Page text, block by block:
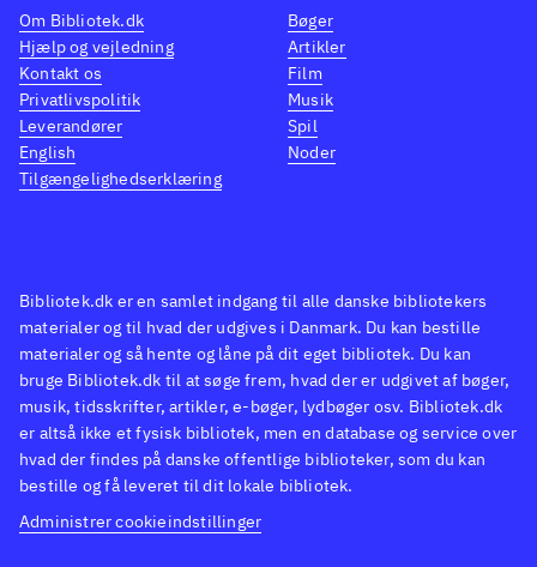
Spillet er uden at være
prangende i den bedre ende af
japansk Animé. Spillets
framerate giver ind imellem
problemer for afviklingen.
Grafik og lyd/musik passer godt
de originale charmerende
figurer og ret intense gameplay.
Spillet er udgivet august 2014.
PEGI: 12 år med ikoner for
voldsomt sprog, sex og vold.
Intet af dette er dog så
voldsomt, at det vil genere
Bibliotek.dk er en samlet indgang til alle danske bibliotekers
materialer og til hvad der udgives i Danmark. Du kan bestille
materialer og så hente og låne på dit eget bibliotek. Du kan
bruge Bibliotek.dk til at søge frem, hvad der er udgivet af bøger,
musik, tidsskrifter, artikler, e-bøger, lydbøger osv. Bibliotek.dk
er altså ikke et fysisk bibliotek, men en database og service over
hvad der findes på danske offentlige biblioteker, som du kan
bestille og få leveret til dit lokale bibliotek.
Administrer cookieindstillinger
Om Bibliotek.dk
Hjælp og vejledning
Kontakt os
Privatlivspolitik
Leverandører
English
Tilgængelighedserklæring
Bøger
Artikler
Film
Musik
Spil
Noder